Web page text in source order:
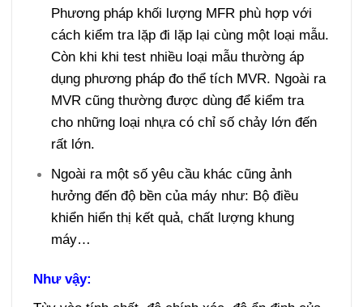
Phương pháp khối lượng MFR phù hợp với
cách kiểm tra lặp đi lặp lại cùng một loại mẫu.
Còn khi khi test nhiều loại mẫu thường áp
dụng phương pháp đo thể tích MVR. Ngoài ra
MVR cũng thường được dùng để kiểm tra
cho những loại nhựa có chỉ số chảy lớn đến
rất lớn.
Ngoài ra một số yêu cầu khác cũng ảnh
hưởng đến độ bền của máy như: Bộ điều
khiển hiển thị kết quả, chất lượng khung
máy…
Như vậy: